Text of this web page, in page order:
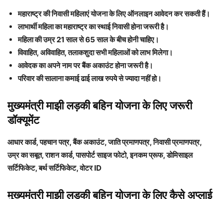
महाराष्ट्र की निवासी महिलाएं योजना के लिए ऑनलाइन आवेदन कर सकती हैं।
लाभार्थी महिला का महाराष्ट्र का स्थाई निवासी होना जरूरी है।
महिला की उम्र 21 साल से 65 साल के बीच होनी चाहिए।
विवाहित, अविवाहित, तलाकशुदा सभी महिलाओं को लाभ मिलेगा।
आवेदक का अपने नाम पर बैंक अकाउंट होना जरूरी है।
परिवार की सालाना कमाई ढाई लाख रुपये से ज्यादा नहीं हो।
मुख्यमंत्री माझी लड़की बहिन योजना के लिए जरूरी
डॉक्यूमेंट
आधार कार्ड, पहचान पत्र, बैंक अकाउंट, जाति प्रमाणपत्र, निवासी प्रमाणपत्र,
उम्र का सबूत, राशन कार्ड, पासपोर्ट साइज फोटो, इनकम प्रूफ, डोमिसाइल
सर्टिफिकेट, बर्थ सर्टिफिकेट, वोटर ID
मुख्यमंत्री माझी लड़की बहिन योजना के लिए कैसे अप्लाई